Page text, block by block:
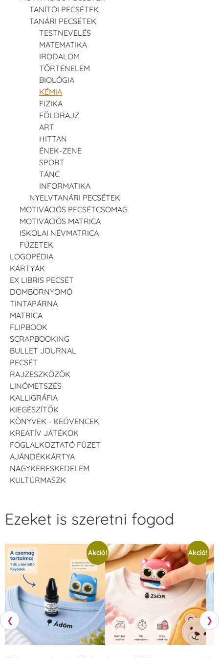
TANÍTÓI PECSÉTEK
TANÁRI PECSÉTEK
TESTNEVELÉS
MATEMATIKA
IRODALOM
TÖRTÉNELEM
BIOLÓGIA
KÉMIA
FIZIKA
FÖLDRAJZ
ART
HITTAN
ÉNEK-ZENE
SPORT
TÁNC
INFORMATIKA
NYELVTANÁRI PECSÉTEK
MOTIVÁCIÓS PECSÉTCSOMAG
MOTIVÁCIÓS MATRICA
ISKOLAI NÉVMATRICA
FÜZETEK
LOGOPÉDIA
KÁRTYÁK
EX LIBRIS PECSÉT
DOMBORNYOMÓ
TINTAPÁRNA
MATRICA
FLIPBOOK
SCRAPBOOKING
BULLET JOURNAL
PECSÉT
RAJZESZKÖZÖK
LINÓMETSZÉS
KALLIGRÁFIA
KIEGÉSZÍTŐK
KÖNYVEK - KEDVENCEK
KREATÍV JÁTÉKOK
FOGLALKOZTATÓ FÜZET
AJÁNDÉKKÁRTYA
NAGYKERESKEDELEM
KULTÚRMASZK
❮
Ezeket is szeretni fogod
Akció! Akció!
❯